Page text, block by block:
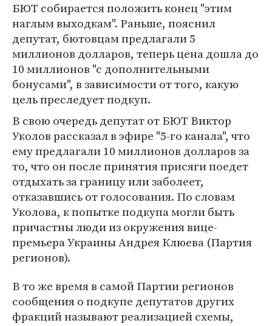
БЮТ собирается положить конец "этим
наглым выходкам". Раньше, пояснил
депутат, бютовцам предлагали 5
миллионов долларов, теперь цена дошла до
10 миллионов "с дополнительными
бонусами", в зависимости от того, какую
цель преследует подкуп.
В свою очередь депутат от БЮТ Виктор
Уколов рассказал в эфире "5-го канала", что
ему предлагали 10 миллионов долларов за
то, что он после принятия присяги поедет
отдыхать за границу или заболеет,
отказавшись от голосования. По словам
Уколова, к попытке подкупа могли быть
причастны люди из окружения вице-
премьера Украины Андрея Клюева (Партия
регионов).
В то же время в самой Партии регионов
сообщения о подкупе депутатов других
фракций называют реализацией схемы,